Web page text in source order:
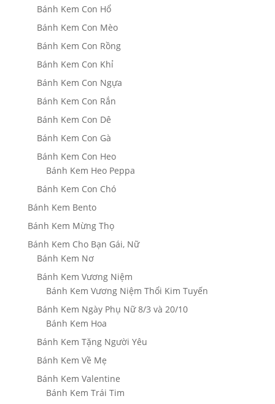
Bánh Kem Con Hổ
Bánh Kem Con Mèo
Bánh Kem Con Rồng
Bánh Kem Con Khỉ
Bánh Kem Con Ngựa
Bánh Kem Con Rắn
Bánh Kem Con Dê
Bánh Kem Con Gà
Bánh Kem Con Heo
Bánh Kem Heo Peppa
Bánh Kem Con Chó
Bánh Kem Bento
Bánh Kem Mừng Thọ
Bánh Kem Cho Bạn Gái, Nữ
Bánh Kem Nơ
Bánh Kem Vương Niệm
Bánh Kem Vương Niệm Thổi Kim Tuyến
Bánh Kem Ngày Phụ Nữ 8/3 và 20/10
Bánh Kem Hoa
Bánh Kem Tặng Người Yêu
Bánh Kem Về Mẹ
Bánh Kem Valentine
Bánh Kem Trái Tim